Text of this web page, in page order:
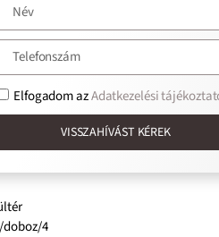
vagy fürdőszobáról
doboz/4
Elfogadom azAdatkezelési
VISSZAHÍVÁST KÉREK